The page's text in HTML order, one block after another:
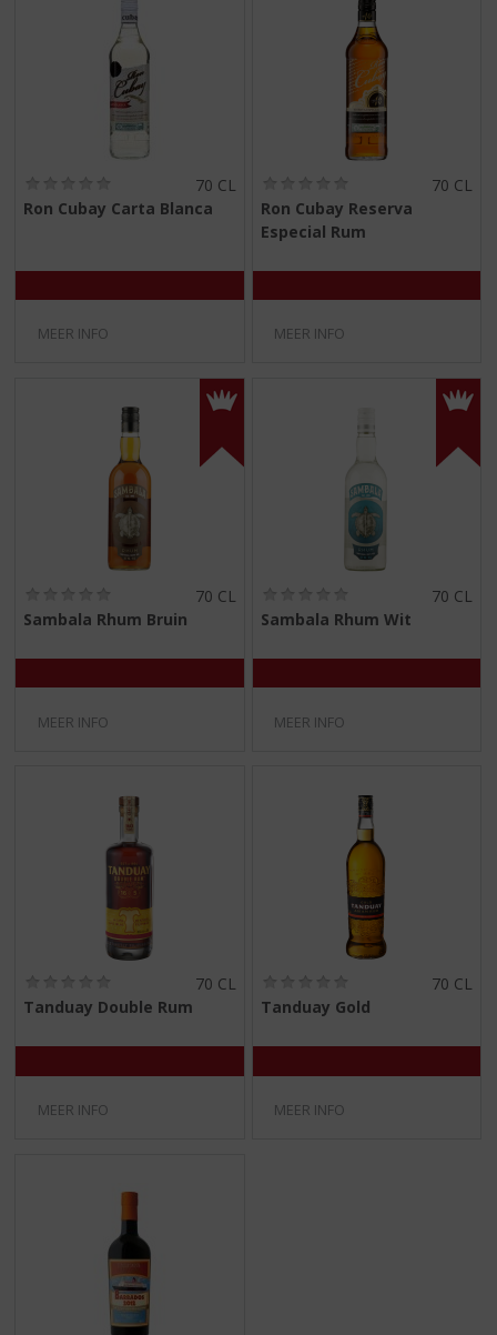
,
5
70 CL
Ron Cubay Carta Blanca
MEER INFO
,
5
70 CL
Ron Cubay Reserva
Especial Rum
MEER INFO
,
/
70 CL
Sambala Rhum Bruin
MEER INFO
,
/
70 CL
Sambala Rhum Wit
MEER INFO
0
,
/
70 CL
Tanduay Double Rum
MEER INFO
0
,
/
70 CL
Tanduay Gold
MEER INFO